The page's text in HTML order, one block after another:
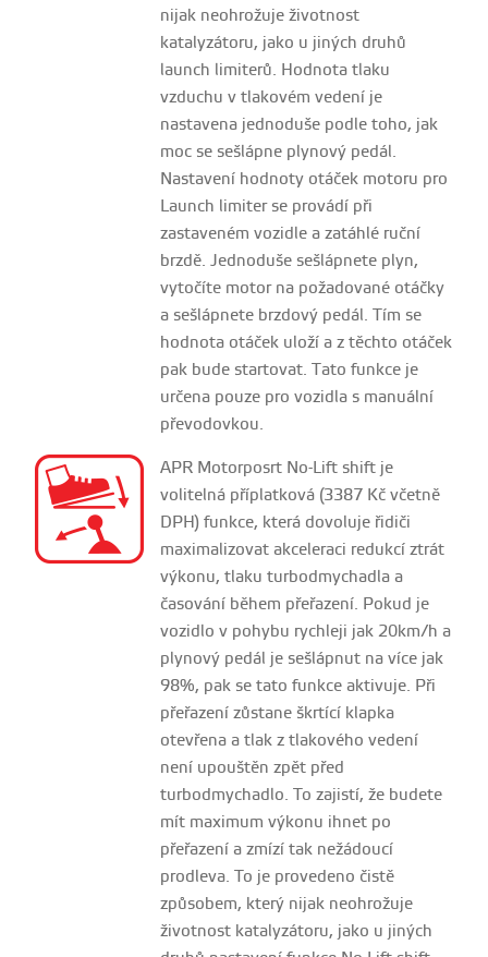
nijak neohrožuje životnost
katalyzátoru, jako u jiných druhů
launch limiterů. Hodnota tlaku
vzduchu v tlakovém vedení je
nastavena jednoduše podle toho, jak
moc se sešlápne plynový pedál.
Nastavení hodnoty otáček motoru pro
Launch limiter se provádí při
zastaveném vozidle a zatáhlé ruční
brzdě. Jednoduše sešlápnete plyn,
vytočíte motor na požadované otáčky
a sešlápnete brzdový pedál. Tím se
hodnota otáček uloží a z těchto otáček
pak bude startovat. Tato funkce je
určena pouze pro vozidla s manuální
převodovkou.
APR Motorposrt No-Lift shift je
volitelná příplatková (3387 Kč včetně
DPH) funkce, která dovoluje řidiči
maximalizovat akceleraci redukcí ztrát
výkonu, tlaku turbodmychadla a
časování během přeřazení. Pokud je
vozidlo v pohybu rychleji jak 20km/h a
plynový pedál je sešlápnut na více jak
98%, pak se tato funkce aktivuje. Při
přeřazení zůstane škrtící klapka
otevřena a tlak z tlakového vedení
není upouštěn zpět před
turbodmychadlo. To zajistí, že budete
mít maximum výkonu ihnet po
přeřazení a zmízí tak nežádoucí
prodleva. To je provedeno čistě
způsobem, který nijak neohrožuje
životnost katalyzátoru, jako u jiných